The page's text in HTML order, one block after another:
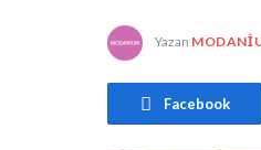
Yazan
Facebook